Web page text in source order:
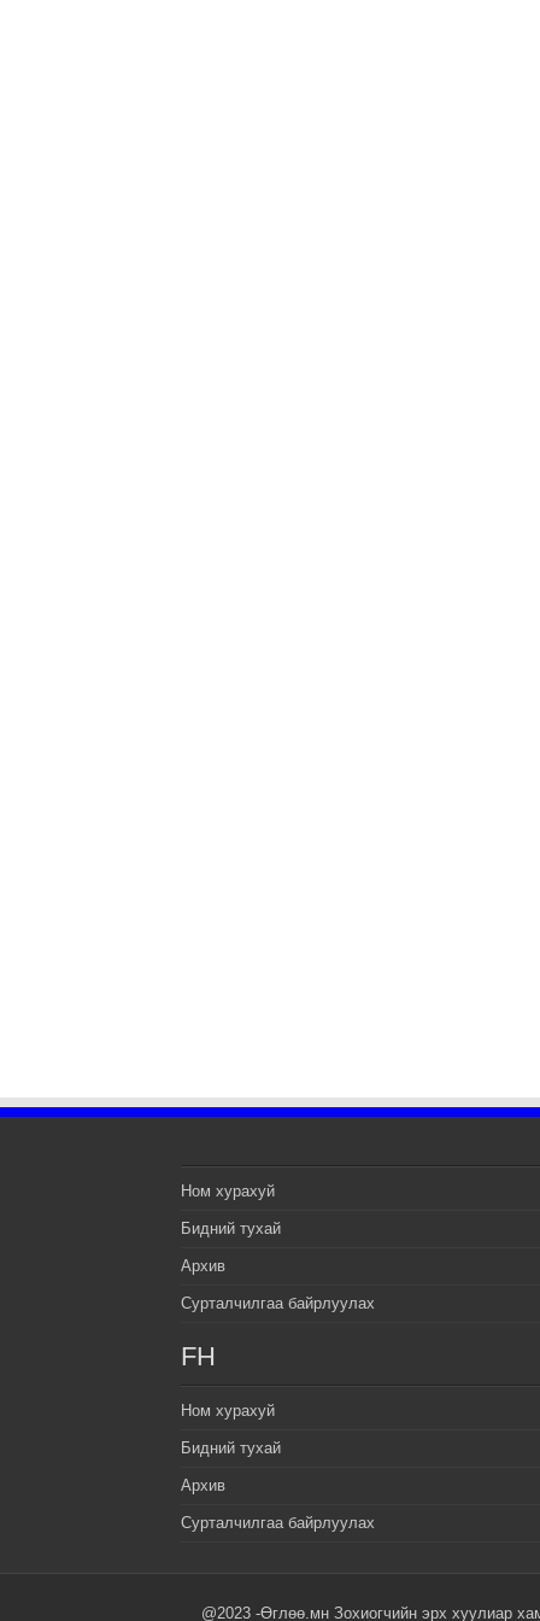
Ном хурахуй
Бидний тухай
Архив
Сурталчилгаа байрлуулах
FH
Ном хурахуй
Бидний тухай
Архив
Сурталчилгаа байрлуулах
@2023 -Өглөө.мн Зохиогчийн эрх хуулиар